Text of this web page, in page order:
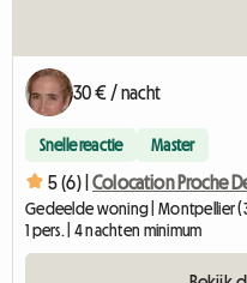
30 € / nacht
Snelle reactie Master
5 (6) | Colocation Proche
Gedeelde woning | Montpellier
1 pers. | 4 nachten minimum